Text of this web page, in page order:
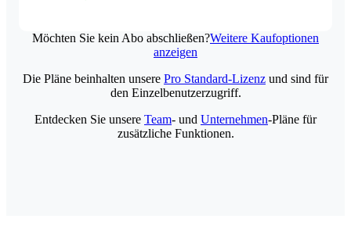
Möchten Sie kein Abo abschließen?Weitere Kaufoptionen
anzeigen
Die Pläne beinhalten unsere Pro Standard-Lizenz und sind für
den Einzelbenutzerzugriff.
Entdecken Sie unsere Team- und Unternehmen-Pläne für
zusätzliche Funktionen.